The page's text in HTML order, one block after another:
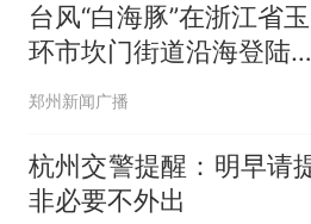
台风“白海豚”在浙江省玉
环市坎门街道沿海登陆！
河南需注意防范极端暴
雨！
郑州新闻广播
杭州交警提醒：明早请
非必要不外出